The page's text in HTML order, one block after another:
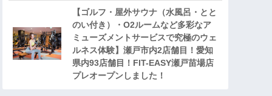
【ゴルフ・屋外サウナ（水風呂・とと
のい付き）・O2ルームなど多彩なア
ミューズメントサービスで究極のウェ
ルネス体験】瀬戸市内2店舗目！愛知
県内93店舗目！FIT-EASY瀬戸苗場店
プレオープンしました！